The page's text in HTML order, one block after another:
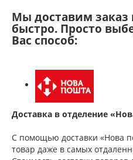
Мы доставим
быстро. Просто
Вас способ:
Доставка в отделение
С помощью доставки «Нова
товар даже в самых